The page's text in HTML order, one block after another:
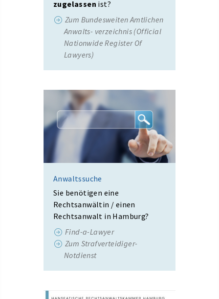
zugelassen ist?
Zum Bundesweiten Amtlichen
Anwalts- verzeichnis (Official
Nationwide Register Of
Lawyers)
Anwaltssuche
Sie benötigen eine
Rechtsanwältin / einen
Rechtsanwalt in Hamburg?
Find-a-Lawyer
Zum Strafverteidiger-
Notdienst